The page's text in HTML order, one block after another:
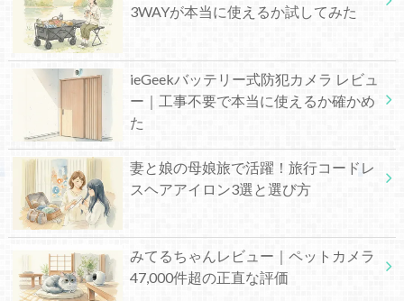
3WAYが本当に使えるか試してみた
ieGeekバッテリー式防犯カメラ レビュ
ー｜工事不要で本当に使えるか確かめ
た
妻と娘の母娘旅で活躍！旅行コードレ
スヘアアイロン3選と選び方
みてるちゃんレビュー｜ペットカメラ
47,000件超の正直な評価